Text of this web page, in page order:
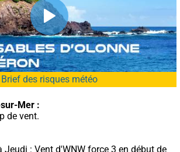
Brief des risques météo
Mer :
de vent.
Jeudi : Vent d'WNW force 3 en début de